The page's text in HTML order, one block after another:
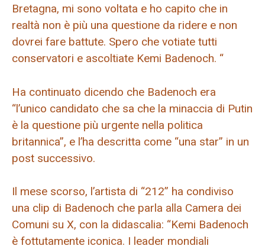
Bretagna, mi sono voltata e ho capito che in
realtà non è più una questione da ridere e non
dovrei fare battute. Spero che votiate tutti
conservatori e ascoltiate Kemi Badenoch. “
Ha continuato dicendo che Badenoch era
“l’unico candidato che sa che la minaccia di Putin
è la questione più urgente nella politica
britannica”, e l’ha descritta come “una star” in un
post successivo.
Il mese scorso, l’artista di “212” ha condiviso
una clip di Badenoch che parla alla Camera dei
Comuni su X, con la didascalia: “Kemi Badenoch
è fottutamente iconica. I leader mondiali